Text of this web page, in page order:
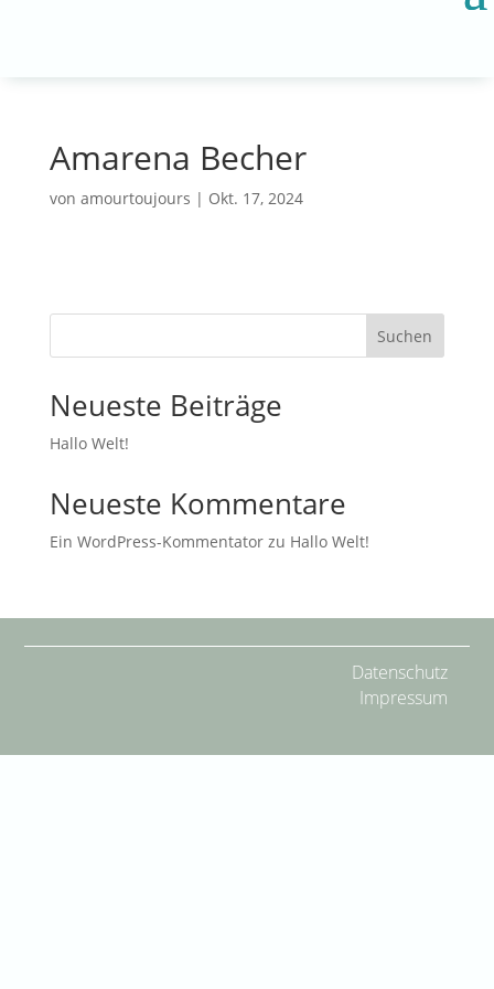
Amarena Becher
von amourtoujours | Okt. 17, 2024
Suchen
Neueste Beiträge
Hallo Welt!
Neueste Kommentare
Ein WordPress-Kommentatorzu Hallo Welt!
Datenschutz
Impressum